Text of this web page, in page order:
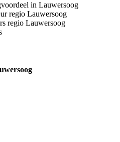
in Lauwersoog
regio Lauwersoog
regio Lauwersoog